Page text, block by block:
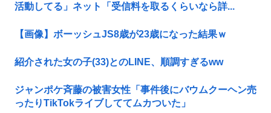
活動してる」ネット「受信料を取るくらいなら詳...
【画像】ボーッシュJS8歳が23歳になった結果ｗ
紹介された女の子(33)とのLINE、順調すぎるww
ジャンポケ斉藤の被害女性「事件後にバウムクーヘン売
ったりTikTokライブしててムカついた」